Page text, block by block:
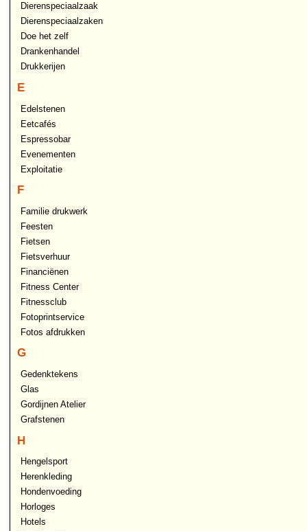
Dierenspeciaalzaak
Dierenspeciaalzaken
Doe het zelf
Drankenhandel
Drukkerijen
E
Edelstenen
Eetcafés
Espressobar
Evenementen
Exploitatie
F
Familie drukwerk
Feesten
Fietsen
Fietsverhuur
Financiënen
Fitness Center
Fitnessclub
Fotoprintservice
Fotos afdrukken
G
Gedenktekens
Glas
Gordijnen Atelier
Grafstenen
H
Hengelsport
Herenkleding
Hondenvoeding
Horloges
Hotels